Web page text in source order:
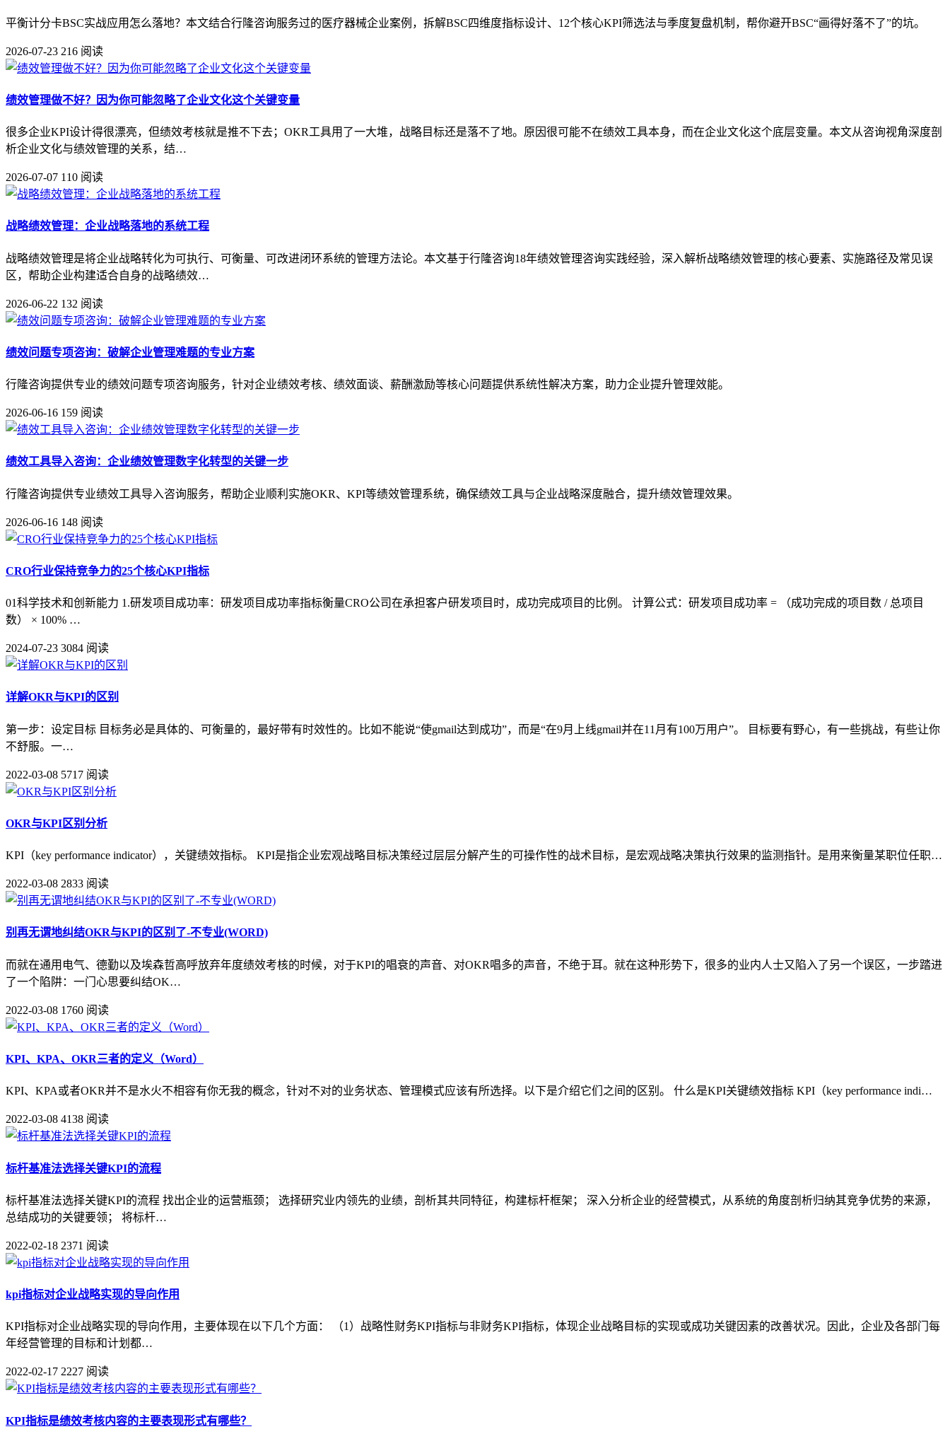
平衡计分卡BSC实战应用怎么落地？本文结合行隆咨询服务过的医疗器械企业案例，拆解BSC四维度指标设计、12个核心KPI筛选法与季度复盘机制，帮你避开BSC“画得好落不了”的坑。
2026-07-23 216 阅读
绩效管理做不好？因为你可能忽略了企业文化这个关键变量
很多企业KPI设计得很漂亮，但绩效考核就是推不下去；OKR工具用了一大堆，战略目标还是落不了地。原因很可能不在绩效工具本身，而在企业文化这个底层变量。本文从咨询视角深度剖
析企业文化与绩效管理的关系，结…
2026-07-07 110 阅读
战略绩效管理：企业战略落地的系统工程
战略绩效管理是将企业战略转化为可执行、可衡量、可改进闭环系统的管理方法论。本文基于行隆咨询18年绩效管理咨询实践经验，深入解析战略绩效管理的核心要素、实施路径及常见误
区，帮助企业构建适合自身的战略绩效…
2026-06-22 132 阅读
绩效问题专项咨询：破解企业管理难题的专业方案
行隆咨询提供专业的绩效问题专项咨询服务，针对企业绩效考核、绩效面谈、薪酬激励等核心问题提供系统性解决方案，助力企业提升管理效能。
2026-06-16 159 阅读
绩效工具导入咨询：企业绩效管理数字化转型的关键一步
行隆咨询提供专业绩效工具导入咨询服务，帮助企业顺利实施OKR、KPI等绩效管理系统，确保绩效工具与企业战略深度融合，提升绩效管理效果。
2026-06-16 148 阅读
CRO行业保持竞争力的25个核心KPI指标
01科学技术和创新能力 1.研发项目成功率：研发项目成功率指标衡量CRO公司在承担客户研发项目时，成功完成项目的比例。 计算公式：研发项目成功率 = （成功完成的项目数 / 总项目
数） × 100% …
2024-07-23 3084 阅读
详解OKR与KPI的区别
第一步：设定目标 目标务必是具体的、可衡量的，最好带有时效性的。比如不能说“使gmail达到成功”，而是“在9月上线gmail并在11月有100万用户”。 目标要有野心，有一些挑战，有些让你
不舒服。一…
2022-03-08 5717 阅读
OKR与KPI区别分析
KPI（key performance indicator），关键绩效指标。 KPI是指企业宏观战略目标决策经过层层分解产生的可操作性的战术目标，是宏观战略决策执行效果的监测指针。是用来衡量某职位任职…
2022-03-08 2833 阅读
别再无谓地纠结OKR与KPI的区别了-不专业(WORD)
而就在通用电气、德勤以及埃森哲高呼放弃年度绩效考核的时候，对于KPI的唱衰的声音、对OKR唱多的声音，不绝于耳。就在这种形势下，很多的业内人士又陷入了另一个误区，一步踏进
了一个陷阱：一门心思要纠结OK…
2022-03-08 1760 阅读
KPI、KPA、OKR三者的定义（Word）
KPI、KPA或者OKR并不是水火不相容有你无我的概念，针对不对的业务状态、管理模式应该有所选择。以下是介绍它们之间的区别。 什么是KPI关键绩效指标 KPI（key performance indi…
2022-03-08 4138 阅读
标杆基准法选择关键KPI的流程
标杆基准法选择关键KPI的流程 找出企业的运营瓶颈； 选择研究业内领先的业绩，剖析其共同特征，构建标杆框架； 深入分析企业的经营模式，从系统的角度剖析归纳其竞争优势的来源，
总结成功的关键要领； 将标杆…
2022-02-18 2371 阅读
kpi指标对企业战略实现的导向作用
KPI指标对企业战略实现的导向作用，主要体现在以下几个方面： （1）战略性财务KPI指标与非财务KPI指标，体现企业战略目标的实现或成功关键因素的改善状况。因此，企业及各部门每
年经营管理的目标和计划都…
2022-02-17 2227 阅读
KPI指标是绩效考核内容的主要表现形式有哪些？